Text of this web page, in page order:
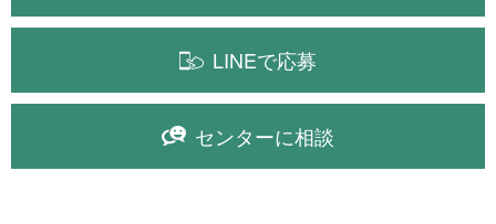
LINEで応募
センターに相談